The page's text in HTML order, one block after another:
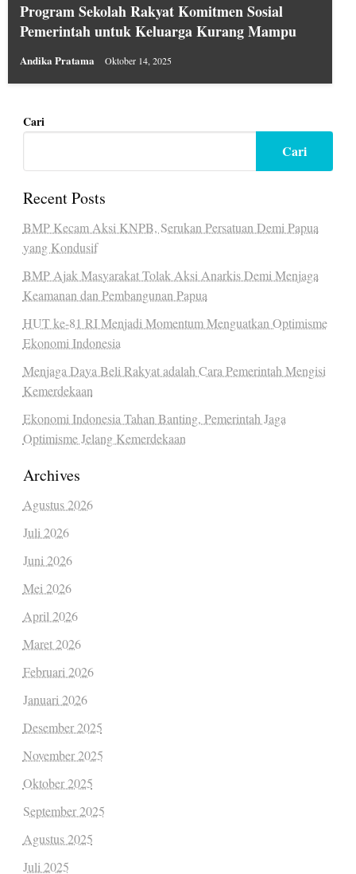
Program Sekolah Rakyat Komitmen Sosial
Pemerintah untuk Keluarga Kurang Mampu
Andika Pratama Oktober 14, 2025
Cari
Cari
Recent Posts
BMP Kecam Aksi KNPB, Serukan Persatuan Demi Papua
yang Kondusif
BMP Ajak Masyarakat Tolak Aksi Anarkis Demi Menjaga
Keamanan dan Pembangunan Papua
HUT ke-81 RI Menjadi Momentum Menguatkan Optimisme
Ekonomi Indonesia
Menjaga Daya Beli Rakyat adalah Cara Pemerintah Mengisi
Kemerdekaan
Ekonomi Indonesia Tahan Banting, Pemerintah Jaga
Optimisme Jelang Kemerdekaan
Archives
Agustus 2026
Juli 2026
Juni 2026
Mei 2026
April 2026
Maret 2026
Februari 2026
Januari 2026
Desember 2025
November 2025
Oktober 2025
September 2025
Agustus 2025
Juli 2025